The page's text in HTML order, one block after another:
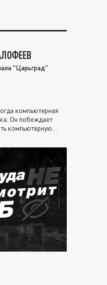
"Царьград"
компьютерная
Он побеждает
компьютерную